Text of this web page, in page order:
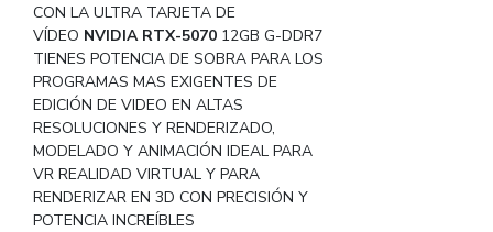
CON LA ULTRA TARJETA DE
VÍDEO NVIDIA RTX-5070 12GB G-DDR7
TIENES POTENCIA DE SOBRA PARA LOS
PROGRAMAS MAS EXIGENTES DE
EDICIÓN DE VIDEO EN ALTAS
RESOLUCIONES Y RENDERIZADO,
MODELADO Y ANIMACIÓN IDEAL PARA
VR REALIDAD VIRTUAL Y PARA
RENDERIZAR EN 3D CON PRECISIÓN Y
POTENCIA INCREÍBLES